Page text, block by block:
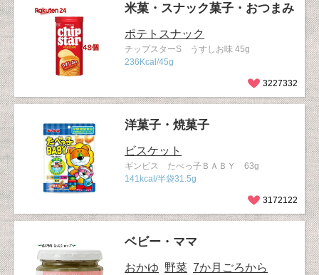
米菓・スナック菓子・おつまみ
ポテトスナック
チップスターS うすしお味 45g
236Kcal/45g
3227332
洋菓子・焼菓子
ビスケット
ギンビス たべっ子ＢＡＢＹ 63g
141kcal/半袋31.5g
3172122
ベビー・ママ
おかゆ 野菜 7か月ごろから